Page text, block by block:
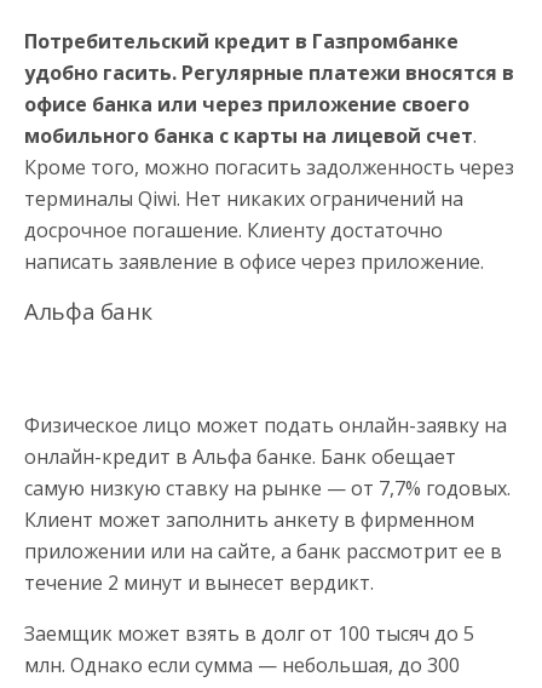
Потребительский кредит в Газпромбанке
удобно гасить. Регулярные платежи вносятся в
офисе банка или через приложение своего
мобильного банка с карты на лицевой счет.
Кроме того, можно погасить задолженность через
терминалы Qiwi. Нет никаких ограничений на
досрочное погашение. Клиенту достаточно
написать заявление в офисе через приложение.
Альфа банк
Физическое лицо может подать онлайн-заявку на
онлайн-кредит в Альфа банке. Банк обещает
самую низкую ставку на рынке — от 7,7% годовых.
Клиент может заполнить анкету в фирменном
приложении или на сайте, а банк рассмотрит ее в
течение 2 минут и вынесет вердикт.
Заемщик может взять в долг от 100 тысяч до 5
млн. Однако если сумма — небольшая, до 300